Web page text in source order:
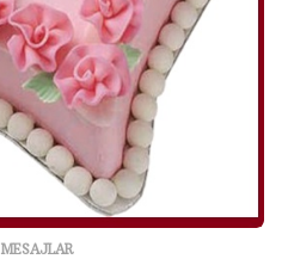
,MESAJLAR